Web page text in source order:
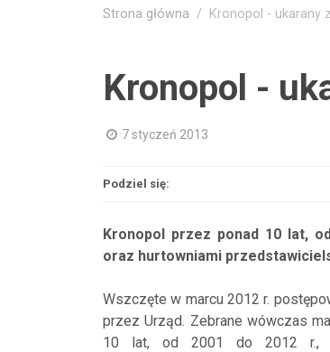
Strona główna Kronopol - ukarany
Kronopol -
7 styczeń 2013
Podziel się:
Kronopol przez ponad 10 lat,
oraz hurtowniami
Wszczęte w marcu 2012 r.
przez Urząd. Zebrane wówczas
10 lat, od 2001 do 2012 r.,